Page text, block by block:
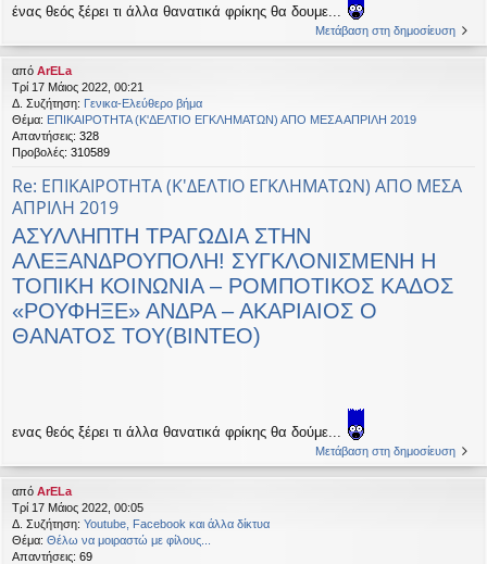
ένας θεός ξέρει τι άλλα θανατικά φρίκης θα δουμε...
Μετάβαση στη δημοσίευση
από ArELa
Τρί 17 Μάιος 2022, 00:21
Δ. Συζήτηση: Γενικα-Ελεύθερο βήμα
Θέμα: ΕΠΙΚΑΙΡΟΤΗΤΑ (Κ'ΔΕΛΤΙΟ ΕΓΚΛΗΜΑΤΩΝ) ΑΠΟ ΜΕΣΑ ΑΠΡΙΛΗ 2019
Απαντήσεις: 328
Προβολές: 310589
Re: ΕΠΙΚΑΙΡΟΤΗΤΑ (Κ'ΔΕΛΤΙΟ ΕΓΚΛΗΜΑΤΩΝ) ΑΠΟ ΜΕΣΑ
ΑΠΡΙΛΗ 2019
ΑΣΥΛΛΗΠΤΗ ΤΡΑΓΩΔΙΑ ΣΤΗΝ
ΑΛΕΞΑΝΔΡΟΥΠΟΛΗ! ΣΥΓΚΛΟΝΙΣΜΕΝΗ Η
ΤΟΠΙΚΗ ΚΟΙΝΩΝΙΑ – ΡΟΜΠΟΤΙΚΟΣ ΚΑΔΟΣ
«ΡΟΥΦΗΞΕ» ΑΝΔΡΑ – ΑΚΑΡΙΑΙΟΣ Ο
ΘΑΝΑΤΟΣ ΤΟΥ(ΒΙΝΤΕΟ)
ενας θεός ξέρει τι άλλα θανατικά φρίκης θα δούμε...
Μετάβαση στη δημοσίευση
από ArELa
Τρί 17 Μάιος 2022, 00:05
Δ. Συζήτηση: Youtube, Facebook και άλλα δίκτυα
Θέμα: Θέλω να μοιραστώ με φίλους...
Απαντήσεις: 69